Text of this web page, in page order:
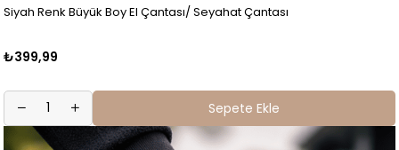
Siyah Renk Büyük Boy El Çantası/ Seyahat Çantası
₺399,99
Sepete Ekle